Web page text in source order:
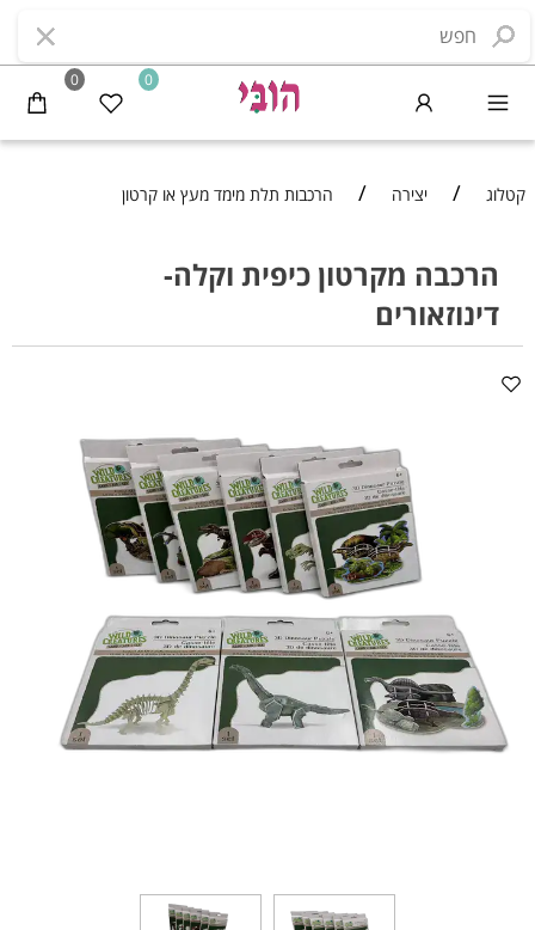
0 0
קטלוג / יצירה / הרכבות תלת מימד מעץ או קרטון
הרכבה מקרטון כיפית וקלה-
דינוזאורים